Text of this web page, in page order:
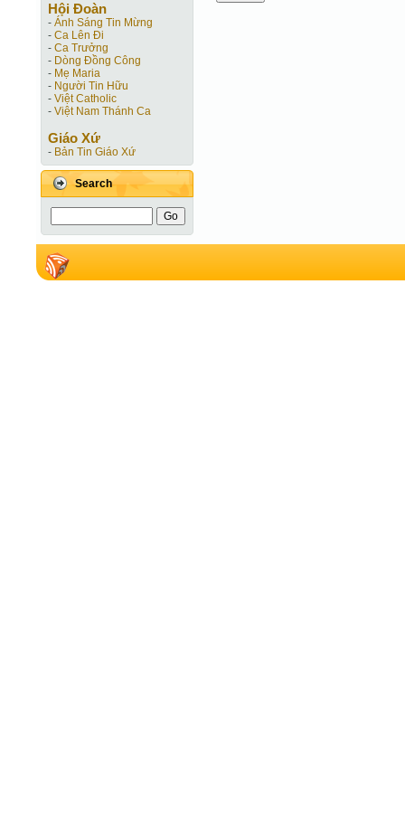
Hội Ðoàn
- Ánh Sáng Tin Mừng
- Ca Lên Đi
- Ca Trưởng
- Dòng Đồng Công
- Mẹ Maria
- Người Tin Hữu
- Việt Catholic
- Việt Nam Thánh Ca
Giáo Xứ
- Bản Tin Giáo Xứ
Search